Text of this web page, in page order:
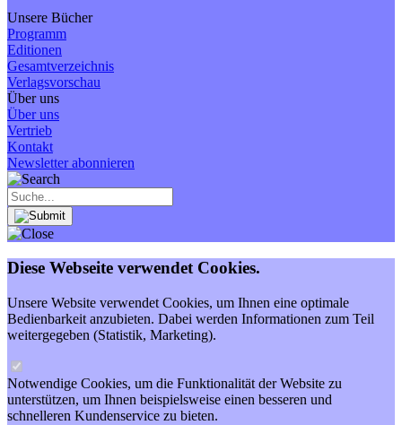
Unsere Bücher
Programm
Editionen
Gesamtverzeichnis
Verlagsvorschau
Über uns
Über uns
Vertrieb
Kontakt
Newsletter abonnieren
Diese Webseite verwendet Cookies.
Unsere Website verwendet Cookies, um Ihnen eine optimale
Bedienbarkeit anzubieten. Dabei werden Informationen zum Teil
weitergegeben (Statistik, Marketing).
Notwendige Cookies, um die Funktionalität der Website zu
unterstützen, um Ihnen beispielsweise einen besseren und
schnelleren Kundenservice zu bieten.